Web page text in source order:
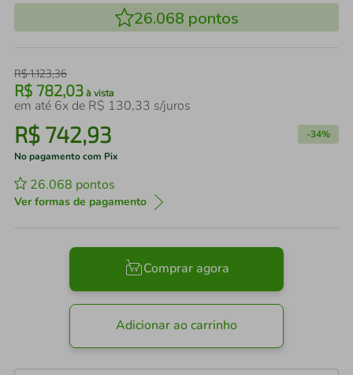
26.068 pontos
R$1.123,36
R$ 782,03 à vista
em até 6x de R$ 130,33 s/juros
R$ 742,93 -34%
No pagamento com Pix
26.068 pontos
Ver formas de pagamento
Comprar agora
Adicionar ao carrinho